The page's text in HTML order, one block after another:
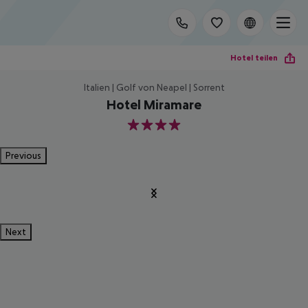
Hotel teilen
Italien | Golf von Neapel | Sorrent
Hotel Miramare
4
Previous
Next